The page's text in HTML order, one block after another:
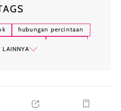
hubungan percintaan
LAINNYA